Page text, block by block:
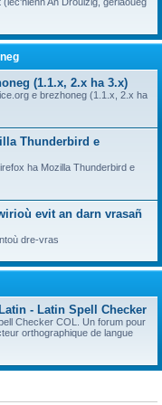
(1.1.x, 2.x ha 3.x)
e brezhoneg (1.1.x, 2.x ha
Thunderbird e
ha Mozilla Thunderbird e
evit an darn vrasañ
dre-vras
- Latin Spell Checker
Checker COL. Un forum pour
orthographique de langue